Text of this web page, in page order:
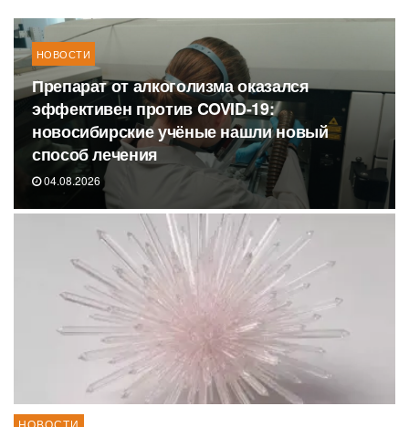
НОВОСТИ
Препарат от алкоголизма оказался
эффективен против COVID-19:
новосибирские учёные нашли новый
способ лечения
04.08.2026
НОВОСТИ